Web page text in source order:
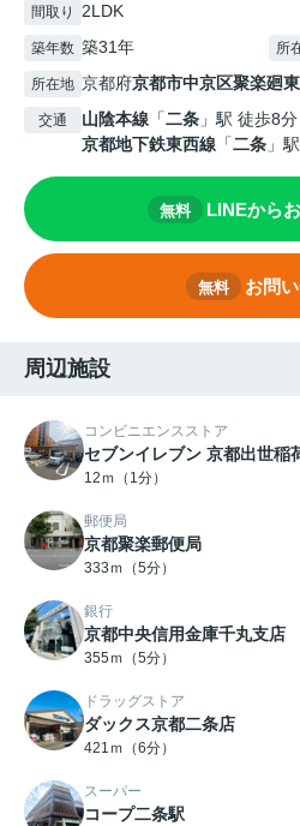
間取り 2LDK
築年数 築31年 所
所在地 京都府京都市中京区聚楽廻
交通 山陰本線 「二条 」駅 徒歩8分
京都地下鉄東西線 「二条 」
無料 LINEから
無料 お問
周辺施設
コンビニエンスストア
セブンイレブン 京都出世稲
12ｍ（1分）
郵便局
京都聚楽郵便局
333ｍ（5分）
銀行
京都中央信用金庫千丸支店
355ｍ（5分）
ドラッグストア
ダックス京都二条店
421ｍ（6分）
スーパー
コープ二条駅